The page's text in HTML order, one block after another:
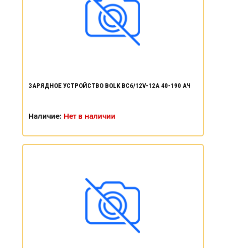
ЗАРЯДНОЕ УСТРОЙСТВО BOLK BC6/12V-12A 40-190 АЧ
Наличие: Нет в наличии